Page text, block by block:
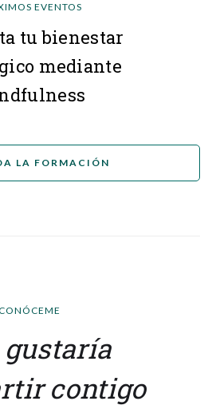
EVENTOS
tu bienestar
mediante
LA FORMACIÓN
gustaría
contigo